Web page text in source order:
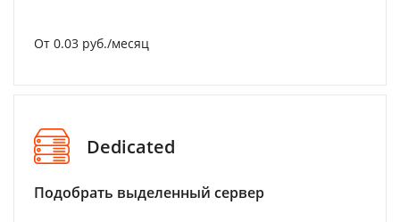
От 0.03 руб./месяц
Dedicated
Подобрать выделенный сервер